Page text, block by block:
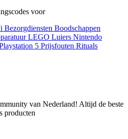
voor
Bezorgdiensten Boodschappen
LEGO Luiers Nintendo
5 Prijsfouten Rituals
van Nederland! Altijd de beste
producten